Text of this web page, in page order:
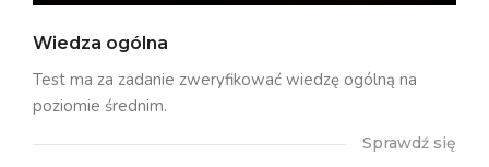
Wiedza ogólna
Test ma za zadanie zweryfikować wiedzę ogólną na
poziomie średnim.
Sprawdź się